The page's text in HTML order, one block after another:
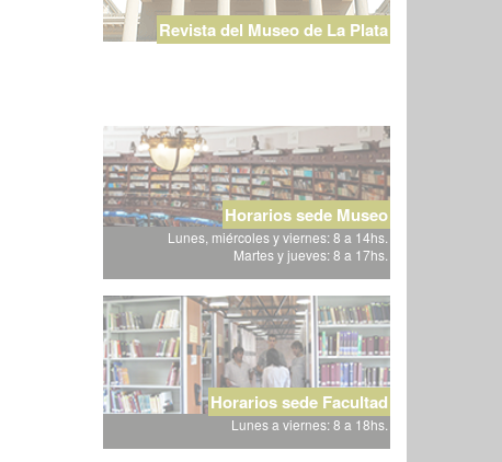
Revista del Museo de La Plata
Horarios sede Museo
Lunes, miércoles y viernes: 8 a 14hs.
Martes y jueves: 8 a 17hs.
Horarios sede Facultad
Lunes a viernes: 8 a 18hs.